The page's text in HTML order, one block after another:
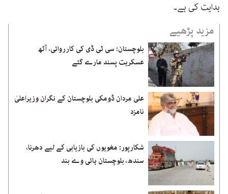
ہدایت کی ہے۔
مزید پڑھیے
بلوچستان: سی ٹی ڈی کی کارروائی، آٹھ
عسکریت پسند مارے گئے
علی مردان ڈومکی بلوچستان کے نگران وزیراعلیٰ
نامزد
شکارپور: مغویوں کی بازیابی کے لیے دھرنا،
سندھ، بلوچستان ہائی وے بند